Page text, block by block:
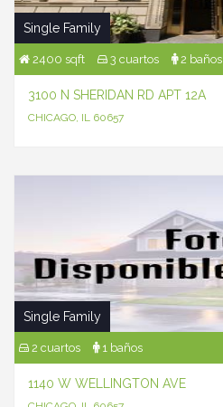
Single Family
2400 sqft 3 cuartos 2 baños
3100 N SHERIDAN RD APT 12A
CHICAGO, IL 60657
Single Family
2 cuartos 1 baños
1140 W WELLINGTON AVE